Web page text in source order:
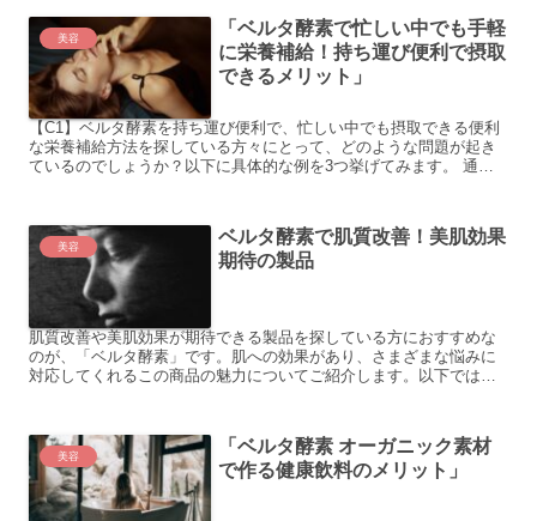
美容
「ベルタ酵素で忙しい中でも手軽
に栄養補給！持ち運び便利で摂取
できるメリット」
【C1】ベルタ酵素を持ち運び便利で、忙しい中でも摂取できる便利
な栄養補給方法を探している方々にとって、どのような問題が起き
ているのでしょうか？以下に具体的な例を3つ挙げてみます。 通勤
美容
ベルタ酵素で肌質改善！美肌効果
期待の製品
肌質改善や美肌効果が期待できる製品を探している方におすすめな
のが、「ベルタ酵素」です。肌への効果があり、さまざまな悩みに
対応してくれるこの商品の魅力についてご紹介します。以下では、
美容
「ベルタ酵素 オーガニック素材
で作る健康飲料のメリット」